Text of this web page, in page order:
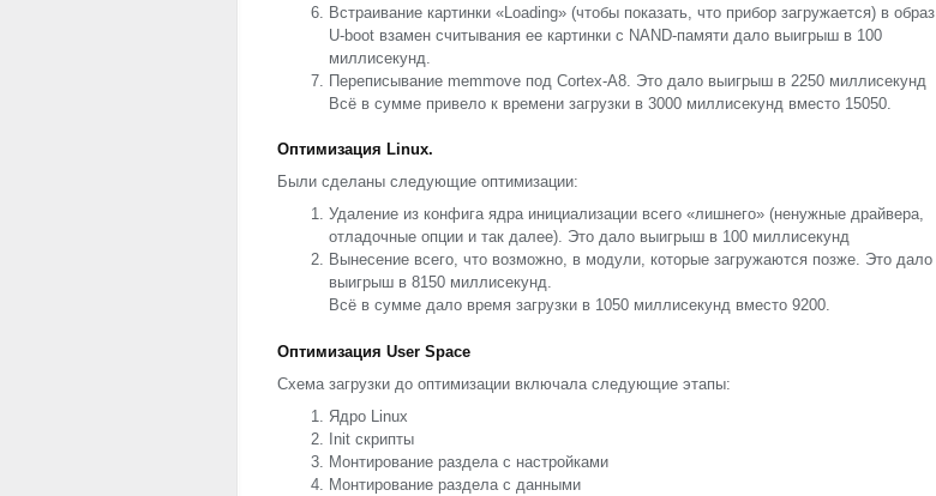
Встраивание картинки «Loading» (чтобы показать, что прибор загружается) в образ
U-boot взамен считывания ее картинки с NAND-памяти дало выигрыш в 100
миллисекунд.
Переписывание memmove под Cortex-A8. Это дало выигрыш в 2250 миллисекунд
Всё в сумме привело к времени загрузки в 3000 миллисекунд вместо 15050.
Оптимизация Linux.
Были сделаны следующие оптимизации:
Удаление из конфига ядра инициализации всего «лишнего» (ненужные драйвера,
отладочные опции и так далее). Это дало выигрыш в 100 миллисекунд
Вынесение всего, что возможно, в модули, которые загружаются позже. Это дало
выигрыш в 8150 миллисекунд.
Всё в сумме дало время загрузки в 1050 миллисекунд вместо 9200.
Оптимизация User Space
Схема загрузки до оптимизации включала следующие этапы:
Ядро Linux
Init скрипты
Монтирование раздела с настройками
Монтирование раздела с данными